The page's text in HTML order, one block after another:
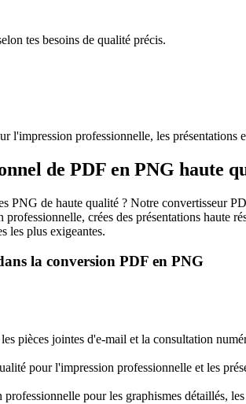
tes besoins de qualité précis.
l'impression professionnelle, les présentations
de PDF en PNG haute
PNG de haute qualité ? Notre convertisseur
professionnelle, crées des présentations
les plus exigeantes.
la conversion PDF en PNG
pièces jointes d'e-mail et la consultation
pour l'impression professionnelle et les
pour les graphismes détaillés,